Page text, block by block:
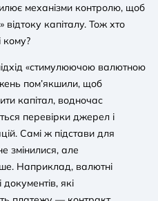
механізми контролю, щоб
відтоку капіталу. Тож хто
кому?
«стимулюючою валютною
пом’якшили, щоб
капітал, водночас
перевірки джерел і
Самі ж підстави для
змінилися, але
Наприклад, валютні
які